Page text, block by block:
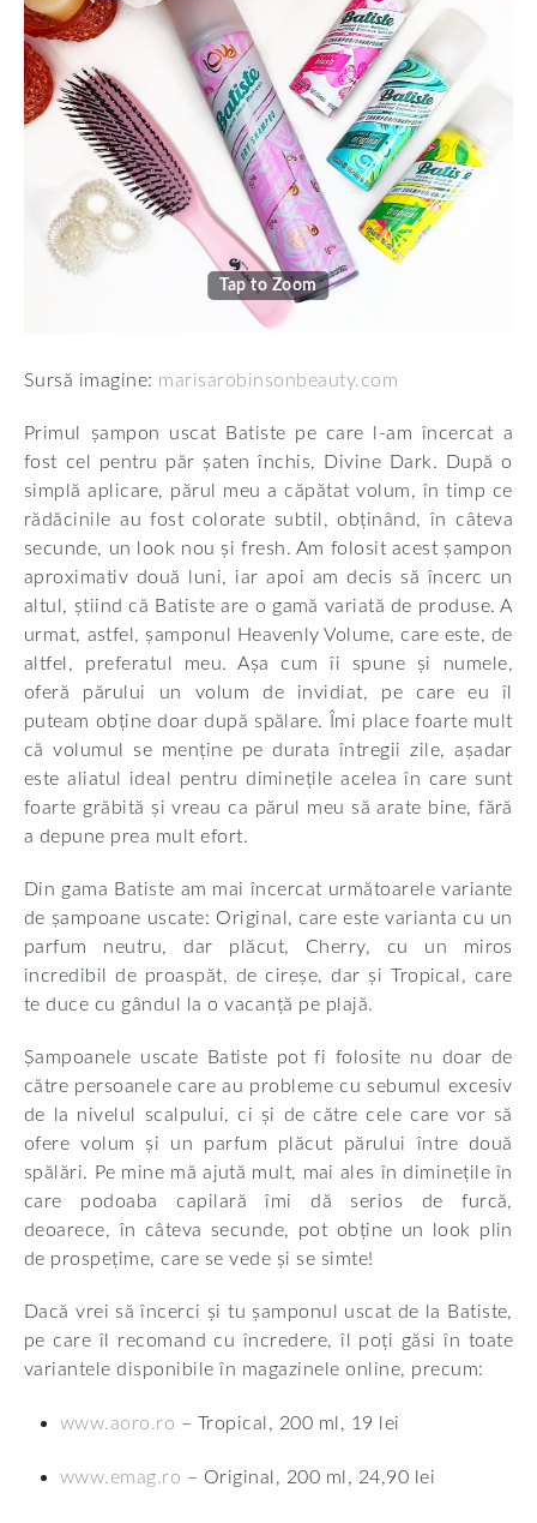
Tap to Zoom
Sursă imagine: marisarobinsonbeauty.com
Primul șampon uscat Batiste pe care l-am încercat a
fost cel pentru păr șaten închis, Divine Dark. După o
simplă aplicare, părul meu a căpătat volum, în timp ce
rădăcinile au fost colorate subtil, obținând, în câteva
secunde, un look nou și fresh. Am folosit acest șampon
aproximativ două luni, iar apoi am decis să încerc un
altul, știind că Batiste are o gamă variată de produse. A
urmat, astfel, șamponul Heavenly Volume, care este, de
altfel, preferatul meu. Așa cum îi spune și numele,
oferă părului un volum de invidiat, pe care eu îl
puteam obține doar după spălare. Îmi place foarte mult
că volumul se menține pe durata întregii zile, așadar
este aliatul ideal pentru diminețile acelea în care sunt
foarte grăbită și vreau ca părul meu să arate bine, fără
a depune prea mult efort.
Din gama Batiste am mai încercat următoarele variante
de șampoane uscate: Original , care este varianta cu un
parfum neutru, dar plăcut, Cherry, cu un miros
incredibil de proaspăt, de cireșe, dar șiTropical , care
te duce cu gândul la o vacanță pe plajă.
Șampoanele uscate Batiste pot fi folosite nu doar de
către persoanele care au probleme cu sebumul excesiv
de la nivelul scalpului, ci și de către cele care vor să
ofere volum și un parfum plăcut părului între două
spălări. Pe mine mă ajută mult, mai ales în diminețile în
care podoaba capilară îmi dă serios de furcă,
deoarece, în câteva secunde, pot obține un look plin
de prospețime, care se vede și se simte!
Dacă vrei să încerci și tu șamponul uscat de la Batiste,
pe care îl recomand cu încredere, îl poți găsi în toate
variantele disponibile în magazinele online, precum:
www.aoro.ro – Tropical, 200 ml, 19 lei
www.emag.ro – Original, 200 ml, 24,90 lei